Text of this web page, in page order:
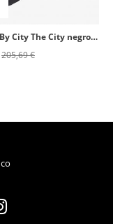
Casco jet By City The City negro brillante
205,69 €